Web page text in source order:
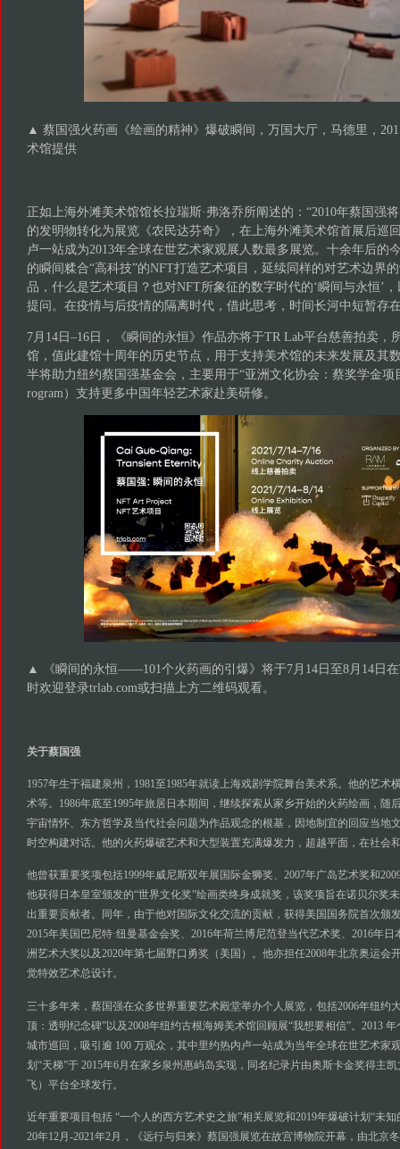
▲ 蔡国强火药画《绘画的精神》爆破瞬间，万国大厅，马德里，
术馆提供
正如上海外滩美术馆馆长拉瑞斯·弗洛乔所阐述的：“2010年蔡国强
的发明物转化为展览《农民达芬奇》，在上海外滩美术馆首展后巡
卢一站成为2013年全球在世艺术家观展人数最多展览。十余年后的
的瞬间糅合“高科技”的NFT打造艺术项目，延续同样的对艺术边界
品，什么是艺术项目？也对NFT所象征的数字时代的‘瞬间与永恒’
提问。在疫情与后疫情的隔离时代，借此思考，时间长河中短暂存
7月14日–16日，《瞬间的永恒》作品亦将于TR Lab平台慈善拍卖，
馆，值此建馆十周年的历史节点，用于支持美术馆的未来发展及其
半将助力纽约蔡国强基金会，主要用于“亚洲文化协会：蔡奖学金项
rogram）支持更多中国年轻艺术家赴美研修。
▲
《瞬间的永恒——101个火药画的引爆》将于7月14日至8月14日
时欢迎登录trlab.com或扫描上方二维码观看。
关于蔡国强
1957年生于福建泉州，1981至1985年就读上海戏剧学院舞台美术系。他的艺术
术等。1986年底至1995年旅居日本期间，继续探索从家乡开始的火药绘画，随
宇宙情怀、东方哲学及当代社会问题为作品观念的根基，因地制宜的回应当地
时空构建对话。他的火药爆破艺术和大型装置充满爆发力，超越平面，在社会
他曾获重要奖项包括1999年威尼斯双年展国际金狮奖、2007年广岛艺术奖和
他获得日本皇室颁发的“世界文化奖”绘画类终身成就奖，该奖项旨在诺贝尔奖
出重要贡献者。同年，由于他对国际文化交流的贡献，获得美国国务院首次颁
2015年美国巴尼特·纽曼基金会奖、2016年荷兰博尼范登当代艺术奖、2016年
洲艺术大奖以及2020年第七届野口勇奖（美国）。他亦担任2008年北京奥运会
觉特效艺术总设计。
三十多年来，蔡国强在众多世界重要艺术殿堂举办个人展览，包括2006年纽约
顶：透明纪念碑”以及2008年纽约古根海姆美术馆回顾展“我想要相信”。2013
城市巡回，吸引逾 100 万观众，其中里约热内卢一站成为当年全球在世艺术家
划“天梯”于 2015年6月在家乡泉州惠屿岛实现，同名纪录片由奥斯卡金奖得主
飞）平台全球发行。
近年重要项目包括 “一个人的西方艺术史之旅”相关展览和2019年爆破计划“未
20年12月-2021年2月，《远行与归来》蔡国强展览在故宫博物院开幕，由北京